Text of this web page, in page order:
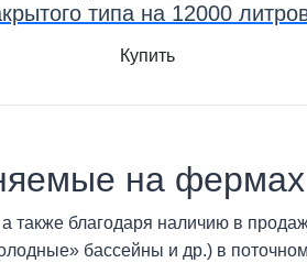
типа на 12000
Купить
на фермах
благодаря наличию в
бассейны и др.) в